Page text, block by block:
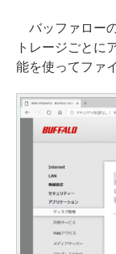
バッファロー
トレージごとに
能を使ってファ